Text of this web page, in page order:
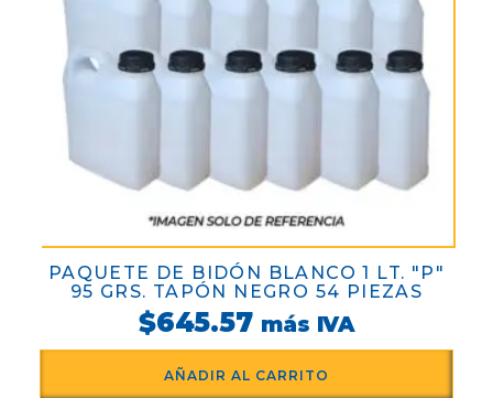
PAQUETE DE BIDÓN BLANCO 1 LT. "P"
95 GRS. TAPÓN NEGRO 54 PIEZAS
$645.57 más IVA
AÑADIR AL CARRITO